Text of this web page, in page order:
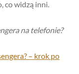
co widzą inni.
na telefonie?
– krok po